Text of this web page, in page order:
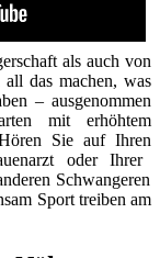
als auch von
das machen, was
– ausgenommen
mit erhöhtem
Sie auf Ihren
oder Ihrer
Schwangeren
Sport treiben am